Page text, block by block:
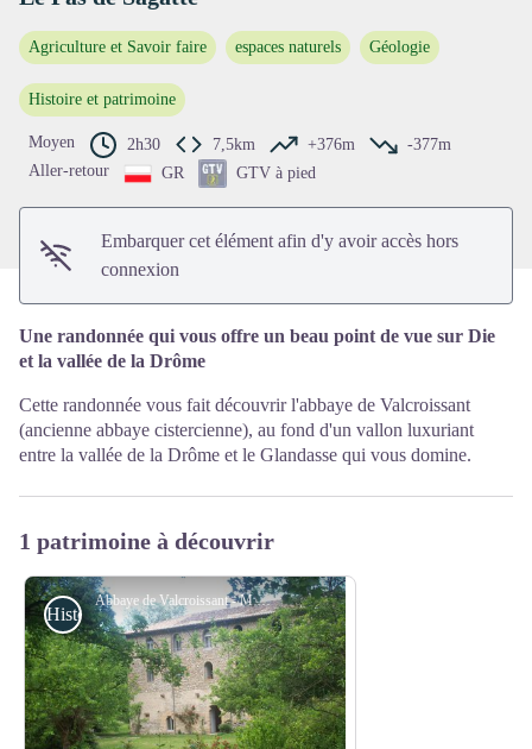
Agriculture et Savoir faire espaces naturels Géologie
Histoire et patrimoine
Moyen 2h30 7,5km +376m
-377m
Aller-retour
GR GTV à pied
Embarquer cet élément afin d'y avoir accès hors
connexion
Une randonnée qui vous offre un beau point de vue sur Die
et la vallée de la Drôme
Cette randonnée vous fait découvrir l'abbaye de Valcroissant
(ancienne abbaye cistercienne), au fond d'un vallon luxuriant
entre la vallée de la Drôme et le Glandasse qui vous domine.
1 patrimoine à découvrir
Abbaye de Valcroissant - M Girard
Histoire et patrimoine